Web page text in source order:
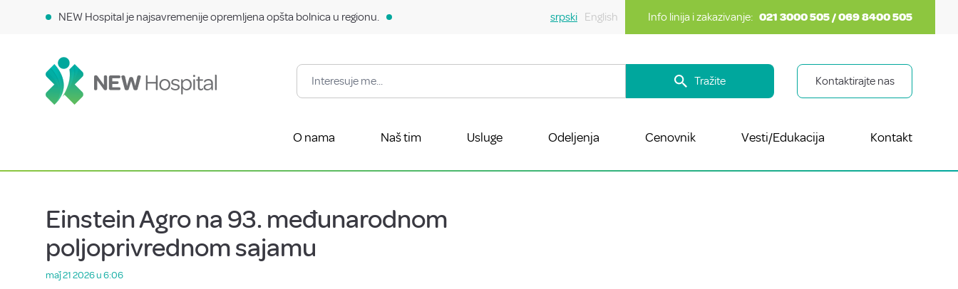
NEW Hospital je najsavremenije opremljena opšta bolnica u regionu. srpski English Info linija i zakazivanje: 021 3000 505 / 069 8400 505
Tražite Kontaktirajte nas
O nama Naš tim Usluge Odeljenja Cenovnik Vesti/Edukacija Kontakt
Einstein Agro na 93. međunarodnom
poljoprivrednom sajamu
maǰ 21 2026 u 6:06